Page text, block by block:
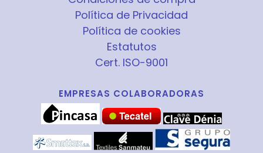
Política de Privacidad
Política de cookies
Estatutos
Cert. ISO-9001
EMPRESAS COLABORADORAS